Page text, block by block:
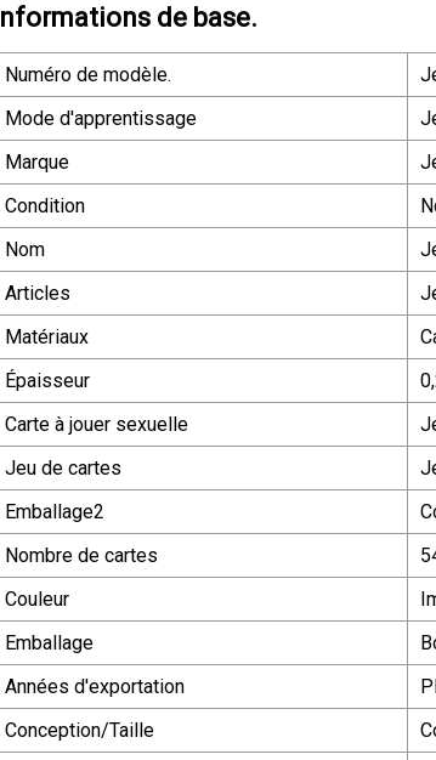
Informations de base.
Numéro de modèle.
Mode d'apprentissage
Marque
Condition
Nom
Articles
Matériaux
Épaisseur
Carte à jouer sexuelle
Jeu de cartes
Emballage2
Nombre de cartes
Couleur
Emballage
Années d'exportation
Conception/Taille